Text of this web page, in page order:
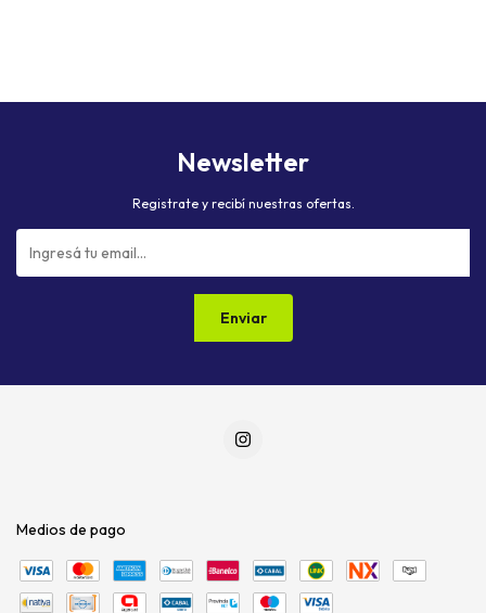
Newsletter
Registrate y recibí nuestras ofertas.
Medios de pago